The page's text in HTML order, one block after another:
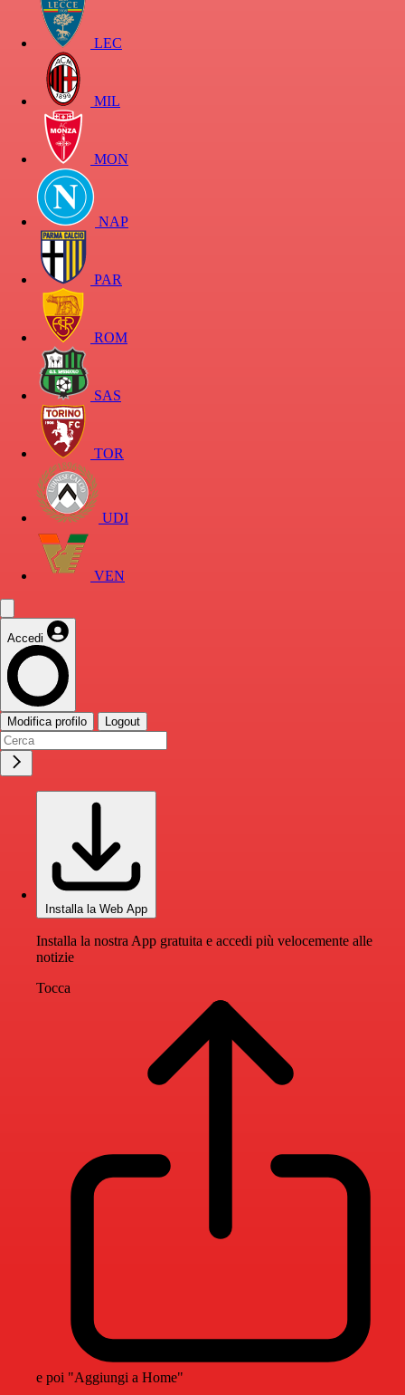
LEC
MIL
MON
NAP
PAR
ROM
SAS
TOR
UDI
VEN
Accedi
Modifica profilo Logout
Installa la Web App
Installa la nostra App gratuita e accedi più velocemente alle
notizie
Tocca
e poi "Aggiungi a Home"